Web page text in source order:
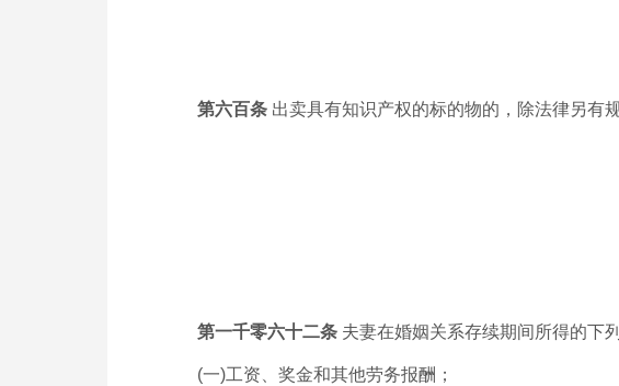
第六百条 出卖具有知识产权的标的物的，除法律另有
第一千零六十二条 夫妻在婚姻关系存续期间所得的下
(一)工资、奖金和其他劳务报酬；